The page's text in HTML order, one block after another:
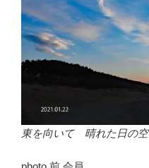
東を向いて 晴れた日の空